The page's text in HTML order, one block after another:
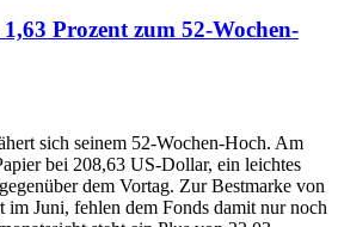
Prozent zum 52-Wochen-
sich seinem 52-Wochen-Hoch. Am
bei 208,63 US-Dollar, ein leichtes
dem Vortag. Zur Bestmarke von
Juni, fehlen dem Fonds damit nur noch